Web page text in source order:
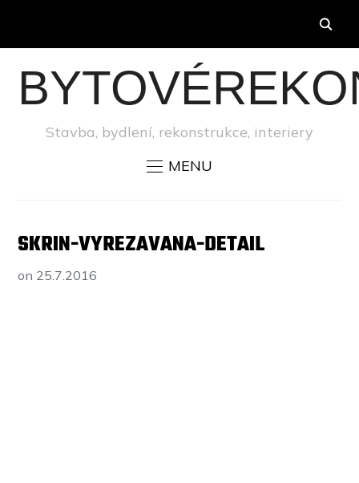
Stavba, bydlení, rekonstrukce, interiery
MENU
SKRIN-VYREZAVANA-DETAIL
on 25.7.2016